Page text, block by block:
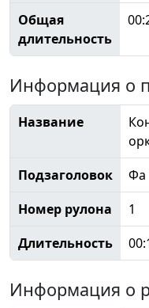
Общая
длительность
Информация о
Название
Подзаголовок
Фа
Номер рулона
1
Длительность
Информация о